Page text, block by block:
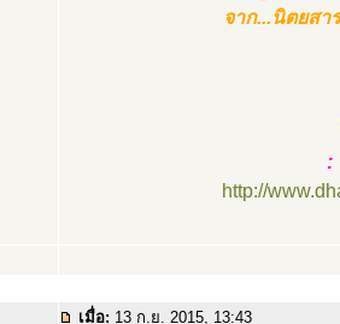
จาก...นิตยส
:
http://
เมื่อ: 13 ก.ย. 2015, 13:43